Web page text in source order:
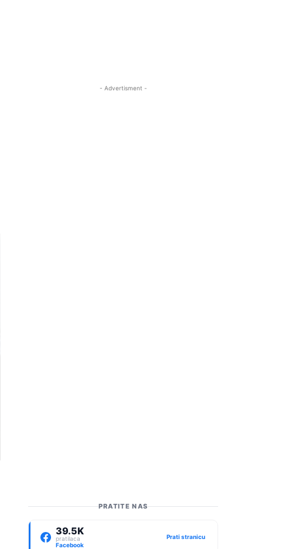
- Advertisment -
PRATITE NAS
39.5K
pratilaca
Facebook
Prati stranicu